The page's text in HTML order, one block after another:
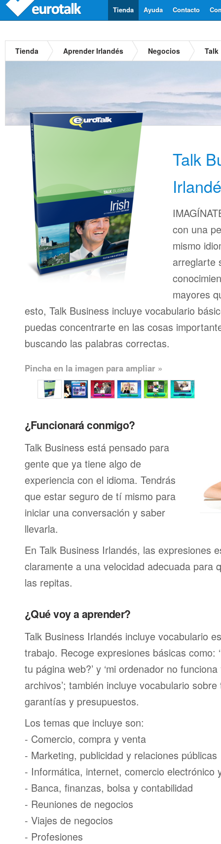
Contacto
Ayuda
Tienda
Tienda Aprender Irlandés Negocios Talk
Talk
con una
mismo
arreglarte
mayores
esto, Talk Business incluye vocabulario
puedas concentrarte en las cosas
buscando las palabras correctas.
Pincha en la imagen para ampliar »
¿Funcionará conmigo?
Talk Business está pensado para
gente que ya tiene algo de
experiencia con el idioma. Tendrás
que estar seguro de tí mismo para
iniciar una conversación y saber
llevarla.
En Talk Business Irlandés, las expresiones
claramente a una velocidad adecuada para
las repitas.
¿Qué voy a aprender?
Talk Business Irlandés incluye vocabulario
trabajo. Recoge expresiones básicas como:
tu página web?’ y ‘mi ordenador no
archivos’; también incluye vocabulario
garantías y presupuestos.
Los temas que incluye son:
- Comercio, compra y venta
- Marketing, publicidad y relaciones públicas
- Informática, internet, comercio electrónico
- Banca, finanzas, bolsa y contabilidad
- Reuniones de negocios
- Viajes de negocios
- Profesiones